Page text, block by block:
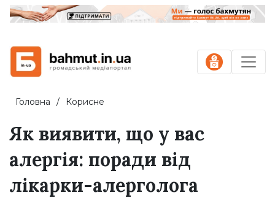
Головна Корисне
Як виявити, що у вас
алергія: поради від
лікарки-алерголога